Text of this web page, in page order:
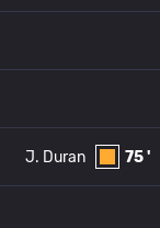
75 '
J. Duran